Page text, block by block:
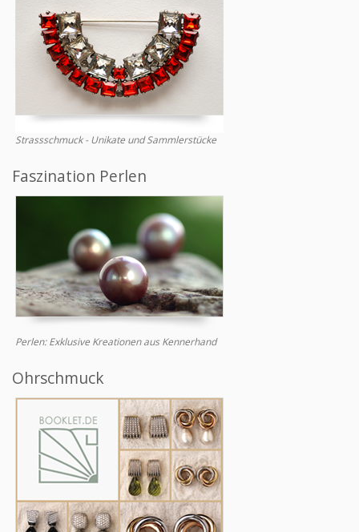
Strassschmuck - Unikate und Sammlerstücke
Faszination Perlen
Perlen: Exklusive Kreationen aus Kennerhand
Ohrschmuck